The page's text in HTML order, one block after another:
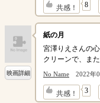
共感！ 8
↓
映画詳細
紙の月
宮澤りえさんの
クリーンで、ま
No Name 2022年
共感！ 3
↓